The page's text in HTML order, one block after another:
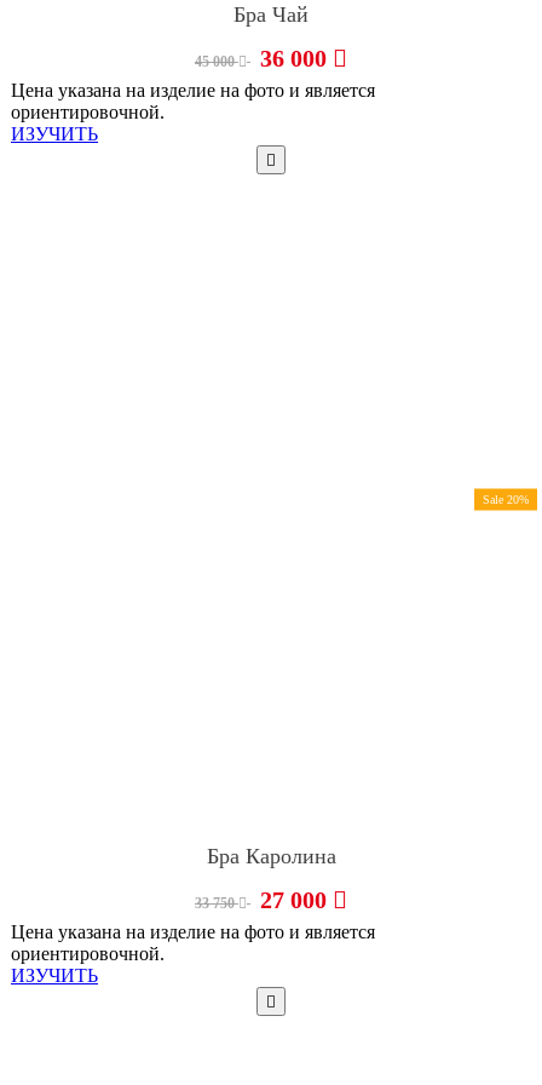
Бра Чай
45 000 36 000
Цена указана на изделие на фото и является
ориентировочной.
ИЗУЧИТЬ
Sale 20%
Бра Каролина
33 750 27 000
Цена указана на изделие на фото и является
ориентировочной.
ИЗУЧИТЬ